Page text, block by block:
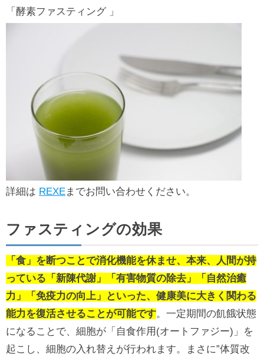
「酵素ファスティング 」
詳細は REXE までお問い合わせください。
ファスティングの効果
「食」を断つことで消化機能を休ませ、本来、人間が持
っている「新陳代謝」「有害物質の除去」「自然治癒
力」「免疫力の向上」といった、健康美に大きく関わる
能力を復活させることが可能です。一定期間の飢餓状態
になることで、細胞が「自食作用(オートファジー)」を
起こし、細胞の入れ替えが行われます。まさに”体質改